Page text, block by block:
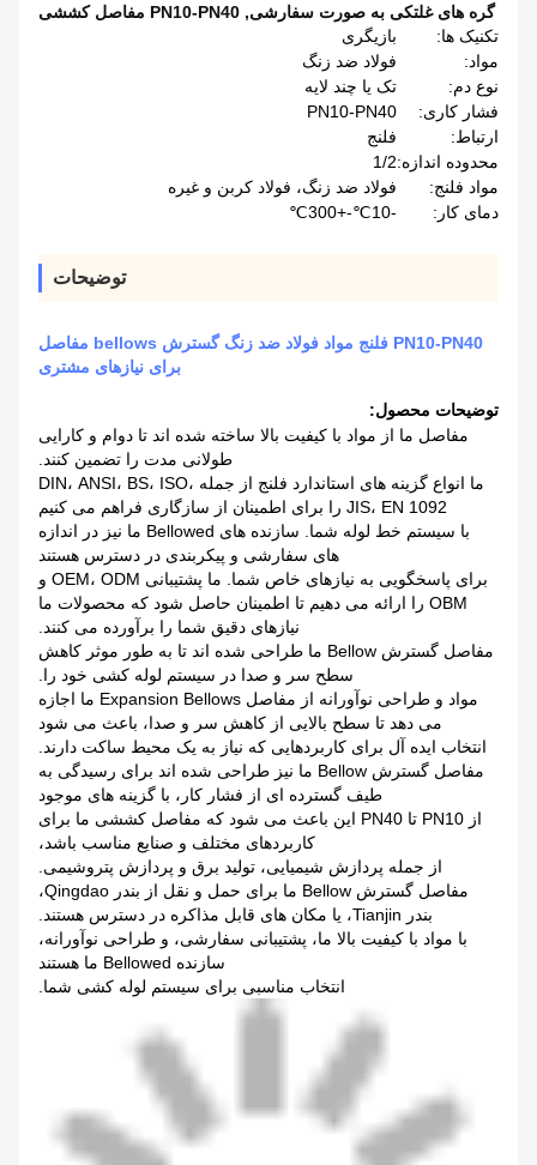
گره های غلتکی به صورت سفارشی, PN10-PN40 مفاصل کششی
تکنیک ها:
بازیگری
مواد:
فولاد ضد زنگ
نوع دم:
تک یا چند لایه
فشار کاری:
PN10-PN40
ارتباط:
فلنج
محدوده اندازه:1/2
مواد فلنج:
فولاد ضد زنگ، فولاد کربن و غیره
دمای کار:
-10℃-+300℃
توضیحات
PN10-PN40 فلنج مواد فولاد ضد زنگ گسترش bellows مفاصل
برای نیازهای مشتری
توضیحات محصول:
مفاصل ما از مواد با کیفیت بالا ساخته شده اند تا دوام و کارایی
طولانی مدت را تضمین کنند.
ما انواع گزینه های استاندارد فلنج از جمله DIN، ANSI، BS، ISO،
JIS، EN 1092 را برای اطمینان از سازگاری فراهم می کنیم
با سیستم خط لوله شما. سازنده های Bellowed ما نیز در اندازه
های سفارشی و پیکربندی در دسترس هستند
برای پاسخگویی به نیازهای خاص شما. ما پشتیبانی OEM، ODM و
OBM را ارائه می دهیم تا اطمینان حاصل شود که محصولات ما
نیازهای دقیق شما را برآورده می کنند.
مفاصل گسترش Bellow ما طراحی شده اند تا به طور موثر کاهش
سطح سر و صدا در سیستم لوله کشی خود را.
مواد و طراحی نوآورانه از مفاصل Expansion Bellows ما اجازه
می دهد تا سطح بالایی از کاهش سر و صدا، باعث می شود
انتخاب ایده آل برای کاربردهایی که نیاز به یک محیط ساکت دارند.
مفاصل گسترش Bellow ما نیز طراحی شده اند برای رسیدگی به
طیف گسترده ای از فشار کار، با گزینه های موجود
از PN10 تا PN40 این باعث می شود که مفاصل کششی ما برای
کاربردهای مختلف و صنایع مناسب باشد،
از جمله پردازش شیمیایی، تولید برق و پردازش پتروشیمی.
مفاصل گسترش Bellow ما برای حمل و نقل از بندر Qingdao،
بندر Tianjin، یا مکان های قابل مذاکره در دسترس هستند.
با مواد با کیفیت بالا ما، پشتیبانی سفارشی، و طراحی نوآورانه،
سازنده Bellowed ما هستند
انتخاب مناسبی برای سیستم لوله کشی شما.